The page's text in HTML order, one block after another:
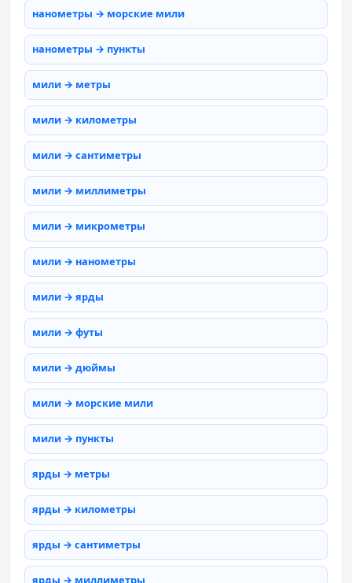
нанометры → морские мили
нанометры → пункты
мили → метры
мили → километры
мили → сантиметры
мили → миллиметры
мили → микрометры
мили → нанометры
мили → ярды
мили → футы
мили → дюймы
мили → морские мили
мили → пункты
ярды → метры
ярды → километры
ярды → сантиметры
ярды → миллиметры